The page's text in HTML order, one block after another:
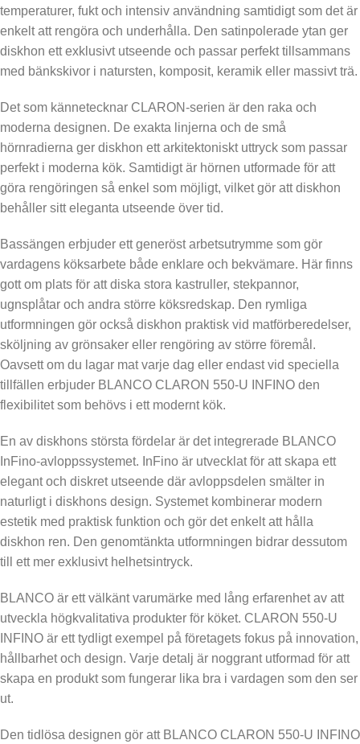
temperaturer, fukt och intensiv användning samtidigt som det är
enkelt att rengöra och underhålla. Den satinpolerade ytan ger
diskhon ett exklusivt utseende och passar perfekt tillsammans
med bänkskivor i natursten, komposit, keramik eller massivt trä.
Det som kännetecknar CLARON-serien är den raka och
moderna designen. De exakta linjerna och de små
hörnradierna ger diskhon ett arkitektoniskt uttryck som passar
perfekt i moderna kök. Samtidigt är hörnen utformade för att
göra rengöringen så enkel som möjligt, vilket gör att diskhon
behåller sitt eleganta utseende över tid.
Bassängen erbjuder ett generöst arbetsutrymme som gör
vardagens köksarbete både enklare och bekvämare. Här finns
gott om plats för att diska stora kastruller, stekpannor,
ugnsplåtar och andra större köksredskap. Den rymliga
utformningen gör också diskhon praktisk vid matförberedelser,
sköljning av grönsaker eller rengöring av större föremål.
Oavsett om du lagar mat varje dag eller endast vid speciella
tillfällen erbjuder BLANCO CLARON 550-U INFINO den
flexibilitet som behövs i ett modernt kök.
En av diskhons största fördelar är det integrerade BLANCO
InFino-avloppssystemet. InFino är utvecklat för att skapa ett
elegant och diskret utseende där avloppsdelen smälter in
naturligt i diskhons design. Systemet kombinerar modern
estetik med praktisk funktion och gör det enkelt att hålla
diskhon ren. Den genomtänkta utformningen bidrar dessutom
till ett mer exklusivt helhetsintryck.
BLANCO är ett välkänt varumärke med lång erfarenhet av att
utveckla högkvalitativa produkter för köket. CLARON 550-U
INFINO är ett tydligt exempel på företagets fokus på innovation,
hållbarhet och design. Varje detalj är noggrant utformad för att
skapa en produkt som fungerar lika bra i vardagen som den ser
ut.
Den tidlösa designen gör att BLANCO CLARON 550-U INFINO